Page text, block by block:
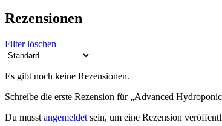
Rezensionen
Filter löschen
Es gibt noch keine Rezensionen.
Schreibe die erste Rezension für „Advanced
Du musst angemeldet sein, um eine Rezension